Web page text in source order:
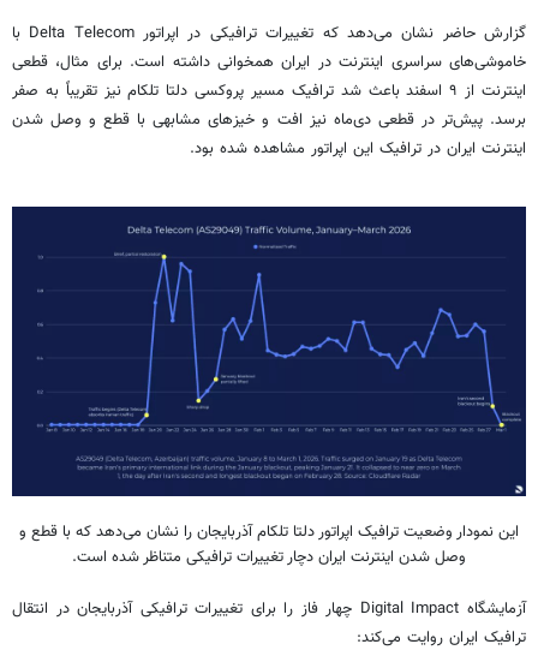
گزارش حاضر نشان می‌دهد که تغییرات ترافیکی در اپراتور Delta Telecom با
خاموشی‌های سراسری اینترنت در ایران همخوانی داشته است. برای مثال، قطعی
اینترنت از ۹ اسفند باعث شد ترافیک مسیر پروکسی دلتا تلکام نیز تقریباً به صفر
برسد. پیش‌تر در قطعی دی‌ماه نیز افت و خیزهای مشابهی با قطع و وصل شدن
اینترنت ایران در ترافیک این اپراتور مشاهده شده بود.
این نمودار وضعیت ترافیک اپراتور دلتا تلکام آذربایجان را نشان می‌دهد که با قطع و
وصل شدن اینترنت ایران دچار تغییرات ترافیکی متناظر شده است.
آزمایشگاه Digital Impact چهار فاز را برای تغییرات ترافیکی آذربایجان در انتقال
ترافیک ایران روایت می‌کند: